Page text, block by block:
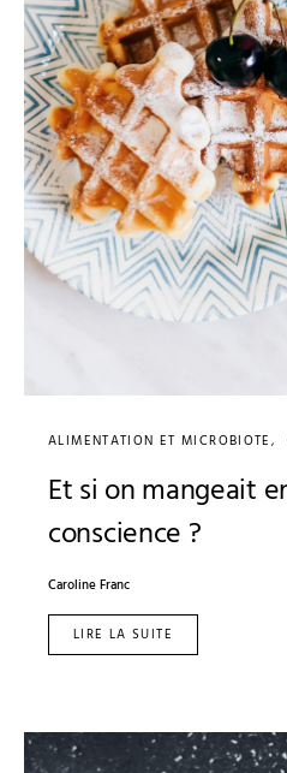
ALIMENTATION ET MICROBIOTE
Et si on mangeait
conscience ?
Caroline Franc
LIRE LA SUITE